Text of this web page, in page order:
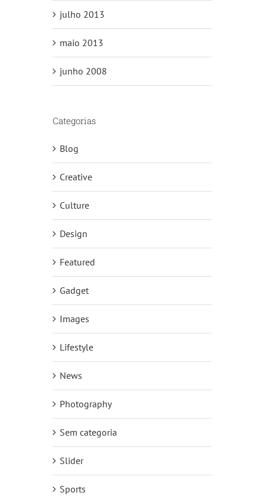
julho 2013
maio 2013
junho 2008
Categorias
Blog
Creative
Culture
Design
Featured
Gadget
Images
Lifestyle
News
Photography
Sem categoria
Slider
Sports